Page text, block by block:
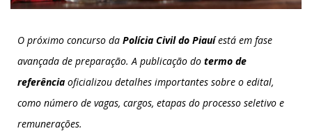
O próximo concurso da Polícia Civil do Piauíestá em fase
avançada de preparação. A publicação do termo de
referência oficializou detalhes importantes sobre o edital,
como número de vagas, cargos, etapas do processo seletivo e
remunerações.